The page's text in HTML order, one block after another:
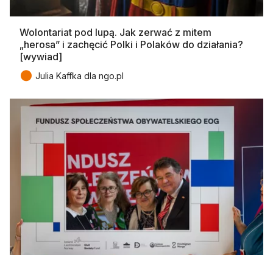
Wolontariat pod lupą. Jak zerwać z mitem
„herosa” i zachęcić Polki i Polaków do działania?
[wywiad]
● Julia Kaffka dla ngo.pl